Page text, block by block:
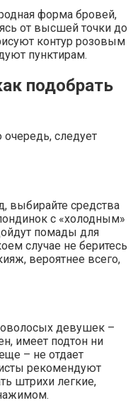
форма бровей,
от высшей точки до
контур розовым
пунктирам.
подобрать
следует
выбирайте средства
с «холодным»
помады для
случае не беритесь
вероятнее всего,
девушек –
имеет подтон ни
– не отдает
рекомендуют
штрихи легкие,